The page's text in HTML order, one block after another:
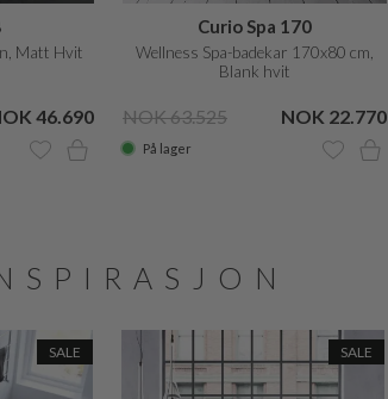
Matt Hvit
46.690
Curio Spa 170
Wellness Spa-badekar 170x80 cm,
Blank hvit
NOK 63.525 NOK 22.770
På lager
SALE SALE